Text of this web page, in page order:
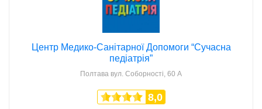
Центр Медико-Санітарної Допомоги “Сучасна
педіатрія”
Полтава вул. Соборності, 60 А
8,0